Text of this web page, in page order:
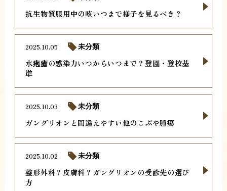
抗生物質服用中の咳いつまで様子を見るべき？
水疱瘡の感染力いつからいつまで？登園・登校基
準
2025.10.05 未分類
ガングリオンと間違えやすい他のこぶや腫瘍
2025.10.03 未分類
整形外科？皮膚科？ガングリオンの受診先の選び
方
2025.10.02 未分類